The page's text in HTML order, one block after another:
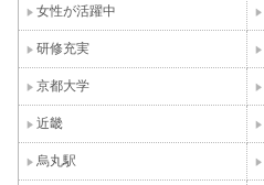
女性が活躍中
研修充実
京都大学
近畿
烏丸駅